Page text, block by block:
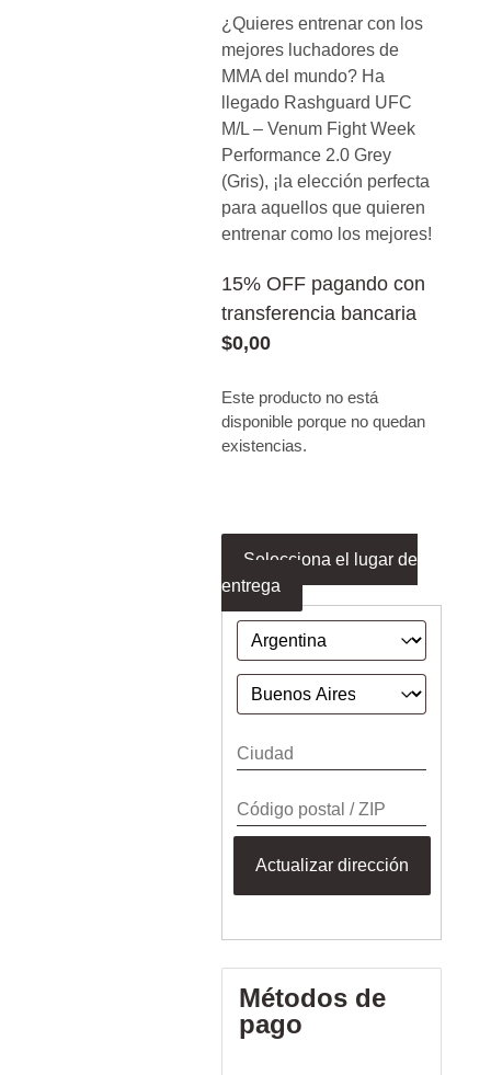
¿Quieres entrenar con los
mejores luchadores de
MMA del mundo? Ha
llegado Rashguard UFC
M/L – Venum Fight Week
Performance 2.0 Grey
(Gris), ¡la elección perfecta
para aquellos que quieren
entrenar como los mejores!
15% OFF pagando con
transferencia bancaria
$0,00
Este producto no está
disponible porque no quedan
existencias.
Selecciona el lugar de
entrega
Actualizar dirección
Métodos de
pago